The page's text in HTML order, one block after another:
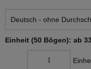
Einheit (50 Bögen): ab